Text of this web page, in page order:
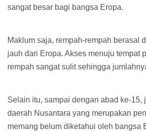
sangat besar bagi bangsa Eropa.
Maklum saja, rempah-rempah berasal
jauh dari Eropa. Akses menuju tempat
rempah sangat sulit sehingga
Selain itu, sampai dengan abad ke-15,
daerah Nusantara yang merupakan
memang belum diketahui oleh bangsa